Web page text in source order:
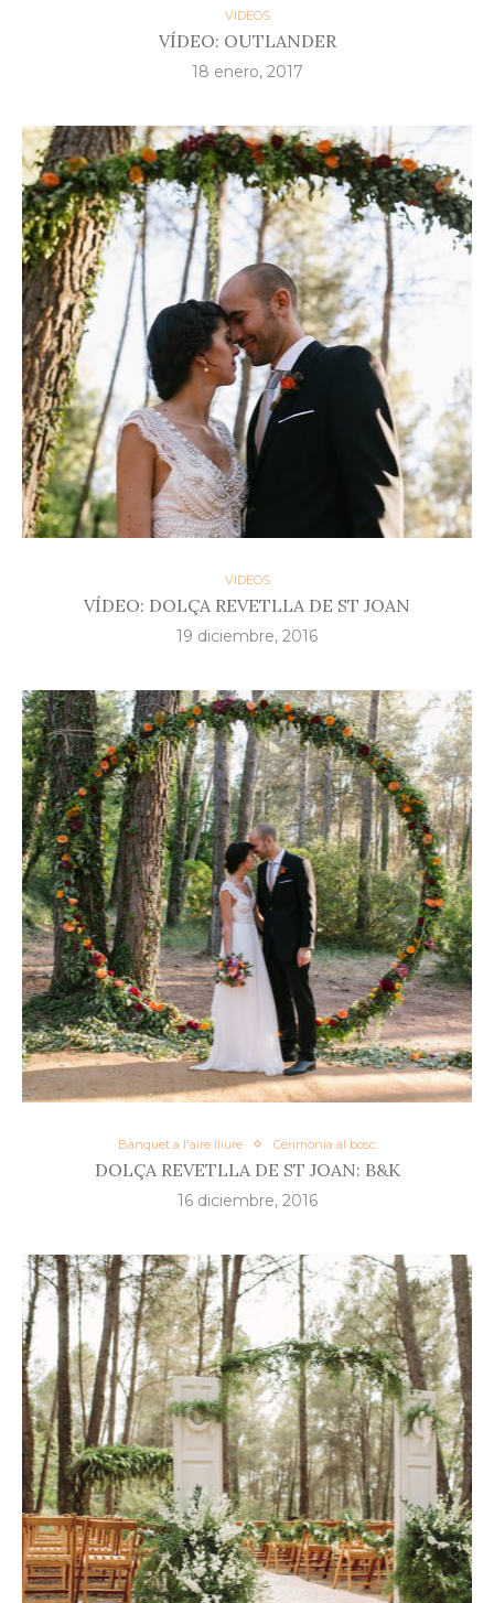
VIDEOS
VÍDEO: OUTLANDER
18 enero, 2017
VIDEOS
VÍDEO: DOLÇA REVETLLA DE ST JOAN
19 diciembre, 2016
Banquet a l'aire lliure Cerimònia al bosc
DOLÇA REVETLLA DE ST JOAN: B&K
16 diciembre, 2016